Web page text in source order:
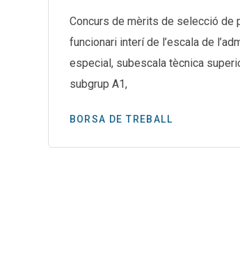
Concurs de mèrits de selecció de
funcionari interí de l’escala de
especial, subescala tècnica
subgrup A1,
BORSA DE TREBALL